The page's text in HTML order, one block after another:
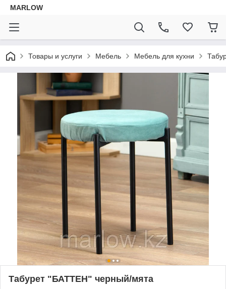
MARLOW
Товары и услуги Мебель Мебель для кухни
Табурет "БАТТЕН" черный/мята